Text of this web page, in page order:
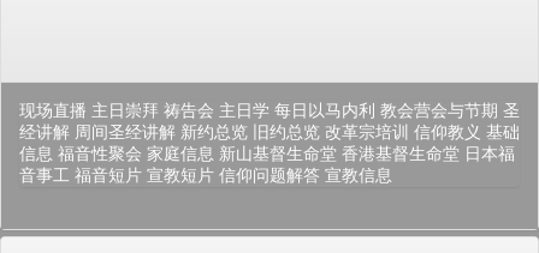
现场直播 主日崇拜 祷告会 主日学 每日以马内利 教会营会与节期 圣
经讲解 周间圣经讲解 新约总览 旧约总览 改革宗培训 信仰教义 基础
信息 福音性聚会 家庭信息 新山基督生命堂 香港基督生命堂 日本福
音事工 福音短片 宣教短片 信仰问题解答 宣教信息